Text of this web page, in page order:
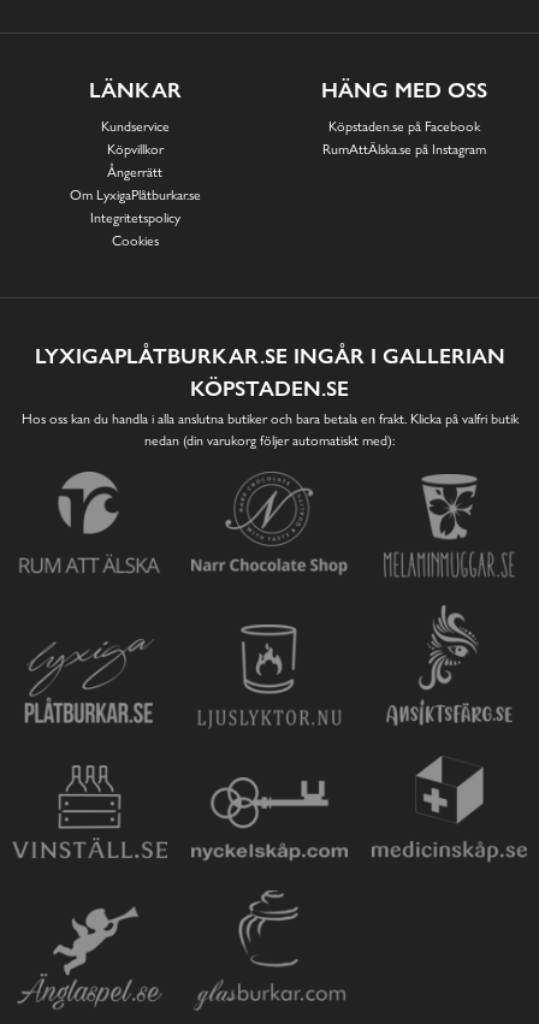
LÄNKAR
Kundservice
Köpvillkor
Ångerrätt
Om LyxigaPlåtburkar.se
Integritetspolicy
Cookies
HÄNG MED OSS
Köpstaden.se på Facebook
RumAttÄlska.se på Instagram
LYXIGAPLÅTBURKAR.SE INGÅR I GALLERIAN
KÖPSTADEN.SE
Hos oss kan du handla i alla anslutna butiker och bara betala en frakt. Klicka på valfri butik
nedan (din varukorg följer automatiskt med):